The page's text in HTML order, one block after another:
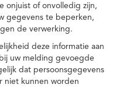
onjuist of onvolledig zijn,
gegevens te beperken,
de verwerking.
deze informatie aan
uw melding gevoegde
dat persoonsgegevens
niet kunnen worden